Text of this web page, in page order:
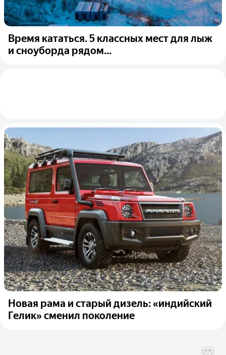
Время кататься. 5 классных мест для лыж
и сноуборда рядом...
Новая рама и старый дизель: «индийский
Гелик» сменил поколение